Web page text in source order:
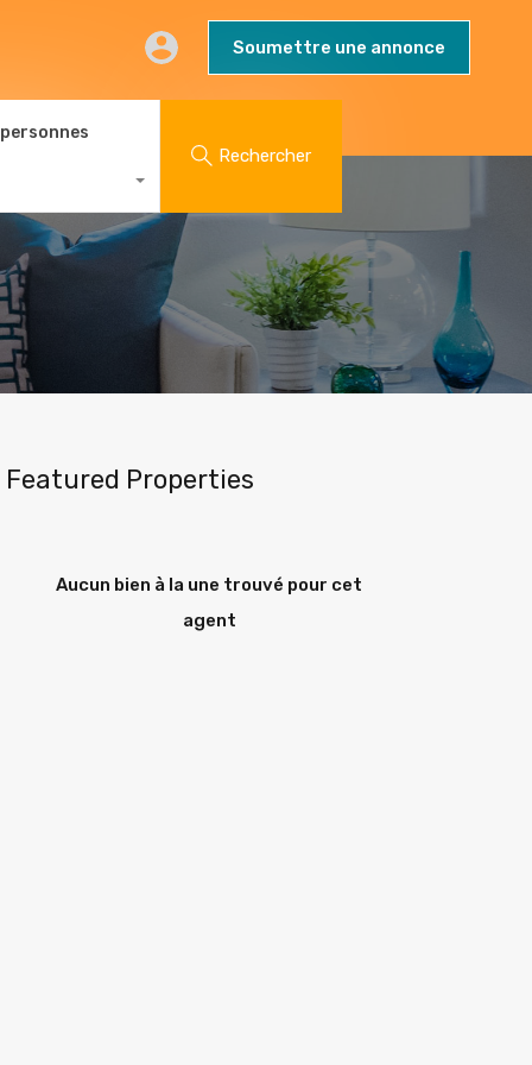
Blog Soumettre une annonce
Soumettre une annonce
Rechercher
Featured Properties
Aucun bien à la une trouvé pour cet
agent